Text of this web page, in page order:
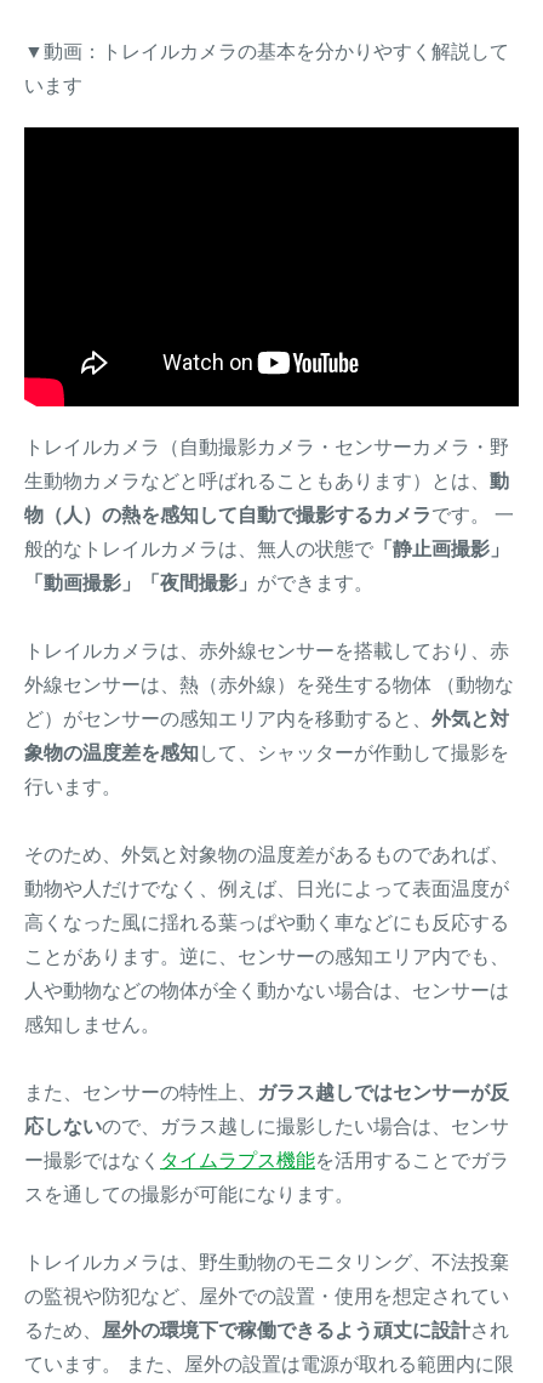
▼動画：トレイルカメラの基本を分かりやすく解説して
います
トレイルカメラ（自動撮影カメラ・センサーカメラ・野
生動物カメラなどと呼ばれることもあります）とは、 動
物（人）の熱を感知して自動で撮影するカメラです。 一
般的なトレイルカメラは、無人の状態で 「静止画撮影」
「動画撮影」「夜間撮影」 ができます。
トレイルカメラは、赤外線センサーを搭載しており、赤
外線センサーは、熱（赤外線）を発生する物体 （動物な
ど）がセンサーの感知エリア内を移動すると、 外気と対
象物の温度差を感知 して、シャッターが作動して撮影を
行います。
そのため、外気と対象物の温度差があるものであれば、
動物や人だけでなく、例えば、日光によって表面温度が
高くなった風に揺れる葉っぱや動く車などにも反応する
ことがあります。逆に、センサーの感知エリア内でも、
人や動物などの物体が全く動かない場合は、センサーは
感知しません。
また、センサーの特性上、
ガラス越しではセンサーが反
応しないので、ガラス越しに撮影したい場合は、センサ
ー撮影ではなく タイムラプス機能を活用することでガラ
スを通しての撮影が可能になります。
トレイルカメラは、野生動物のモニタリング、不法投棄
の監視や防犯など、屋外での設置・使用を想定されてい
るため、 屋外の環境下で稼働できるよう頑丈に設計され
ています。 また、屋外の設置は電源が取れる範囲内に限